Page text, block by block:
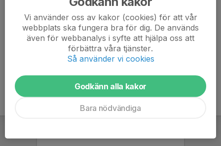
E-post visas bara för inloggade
Liam Johansson
tränare
070-162 70 27
johanssonliam073@gmail.com
Vi använder oss av kakor (cookies) för att vår
webbplats ska fungera bra för dig. De används
även för webbanalys i syfte att hjälpa oss att
förbättra våra tjänster.
Så använder vi cookies
Godkänn alla kakor
Bara nödvändiga